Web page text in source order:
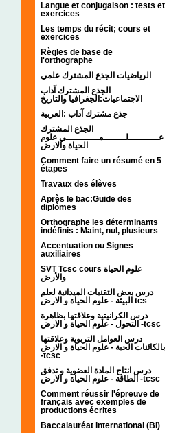
Langue et conjugaison : tests et
exercices
Les temps du récit; cours et
exercices
Règles de base de
l'orthographe
الرياضيات الجذع المشترك علمي
الجذع المشترك آداب
الاجتماعيات:الجغرافيا والتاريخ
جذع مشترك آداب :العربية
الجذع المشترك
عـــــــــــلــــــــمــــــــــــي علوم
الحياة والارض
Comment faire un résumé en 5
étapes
Travaux des élèves
Après le bac:Guide des
diplômes
Orthographe les déterminants
indéfinis : Maint, nul, plusieurs
Accentuation ou Signes
auxiliaires
SVT Tcsc cours علوم الحياة
والأرض
درس بعض التقنيات الميدانية لعلم
البيئة - علوم الحياة و الارض tcs
درس الكرانيتية وعلاقتها بظاهرة
التحول - علوم الحياة و الارض -tcsc
درس العوامل التربوية وعلاقتها
بالكائنات الحية - علوم الحياة و الارض
-tcsc
درس انتاج المادة العضوية و تدفق
الطاقة - علوم الحياة و الارض -tcsc
Comment réussir l'épreuve de
français avec exemples de
productions écrites
Baccalauréat international (BI)